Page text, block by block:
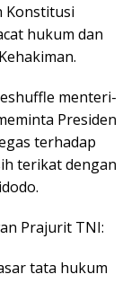
Konstitusi
hukum dan
menteri-
Presiden
terhadap
terikat dengan
Prajurit TNI:
tata hukum